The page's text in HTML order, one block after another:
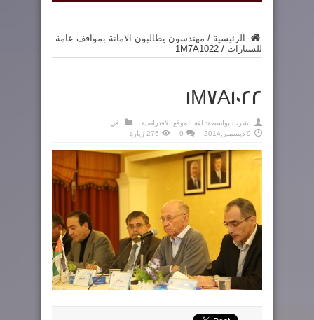
الرئيسية / مهندسون يطالبون الامانة بمواقف عامة
للسيارات /
1M7A1022
1M7A1022
نشرت بواسطة: لغة الموقع الافتراضية
في
9 ديسمبر,2014
0 276 زيارة